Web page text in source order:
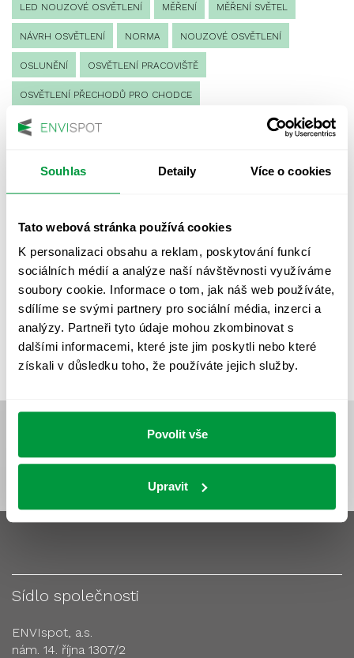
Souhlas Detaily Více o cookies
Tato webová stránka používá cookies
K personalizaci obsahu a reklam, poskytování funkcí
sociálních médií a analýze naší návštěvnosti využíváme
soubory cookie. Informace o tom, jak náš web používáte,
sdílíme se svými partnery pro sociální média, inzerci a
analýzy. Partneři tyto údaje mohou zkombinovat s
dalšími informacemi, které jste jim poskytli nebo které
získali v důsledku toho, že používáte jejich služby.
Povolit vše
Upravit
LED NOUZOVÉ OSVĚTLENÍ MĚŘENÍ MĚŘENÍ SVĚTEL
NÁVRH OSVĚTLENÍ NORMA NOUZOVÉ OSVĚTLENÍ
OSLUNĚNÍ OSVĚTLENÍ PRACOVIŠTĚ
OSVĚTLENÍ PŘECHODŮ PRO CHODCE
OSVĚTLENÍ SPORTOVIŠŤ
VÝPOČET OSVĚTLENÍ VÝPOČET ZASTÍNĚNÍ
VÝPOČTY A NÁVRHY
ZKOUŠKY NOUZOVÉHO OSVĚTLENÍ
Sídlo společnosti
ENVIspot, a.s.
nám. 14. října 1307/2